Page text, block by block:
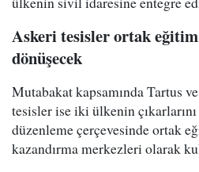
Askeri tesisler ortak
dönüşecek
Mutabakat kapsamında Tartus
tesisler ise iki ülkenin
düzenleme çerçevesinde ortak
kazandırma merkezleri olarak